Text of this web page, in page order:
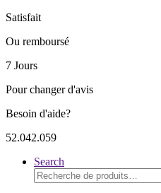
Satisfait
Ou remboursé
7 Jours
Pour changer d'avis
Besoin d'aide?
52.042.059
Search
Recherche
pour :